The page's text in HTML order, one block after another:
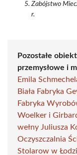
Zabójstwo
r.
Pozostałe
przemysłowe i
Emila
Biała Fabryka
Fabryka
Woelker i
wełny Juliusza
Oczyszczalnia
Stolarow w Łodzi